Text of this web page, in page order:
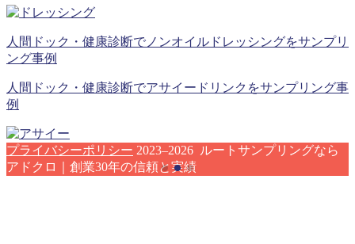
人間ドック・健康診断でノンオイルドレッシングをサンプリ
ング事例
人間ドック・健康診断でアサイードリンクをサンプリング事
例
プライバシーポリシー 2023–2026 ルートサンプリングなら
アドクロ｜創業30年の信頼と実績